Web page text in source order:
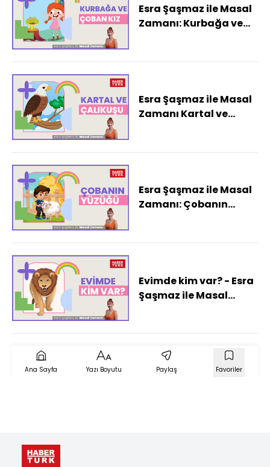
Esra Şaşmaz ile Masal
Zamanı: Kurbağa ve
Esra Şaşmaz ile Masal
Zamanı Kartal ve
Esra Şaşmaz ile Masal
Zamanı: Çobanın
Evimde kim var? - Esra
Şaşmaz ile Masal
Ana Sayfa Yazı Boyutu Paylaş Favoriler